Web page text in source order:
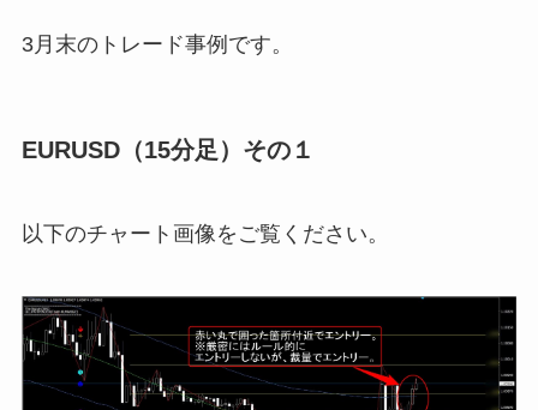
3月末のトレード事例です。
EURUSD（15分足）その１
以下のチャート画像をご覧ください。